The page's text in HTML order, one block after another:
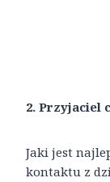
2. Przyjaciel
Jaki jest
kontaktu z